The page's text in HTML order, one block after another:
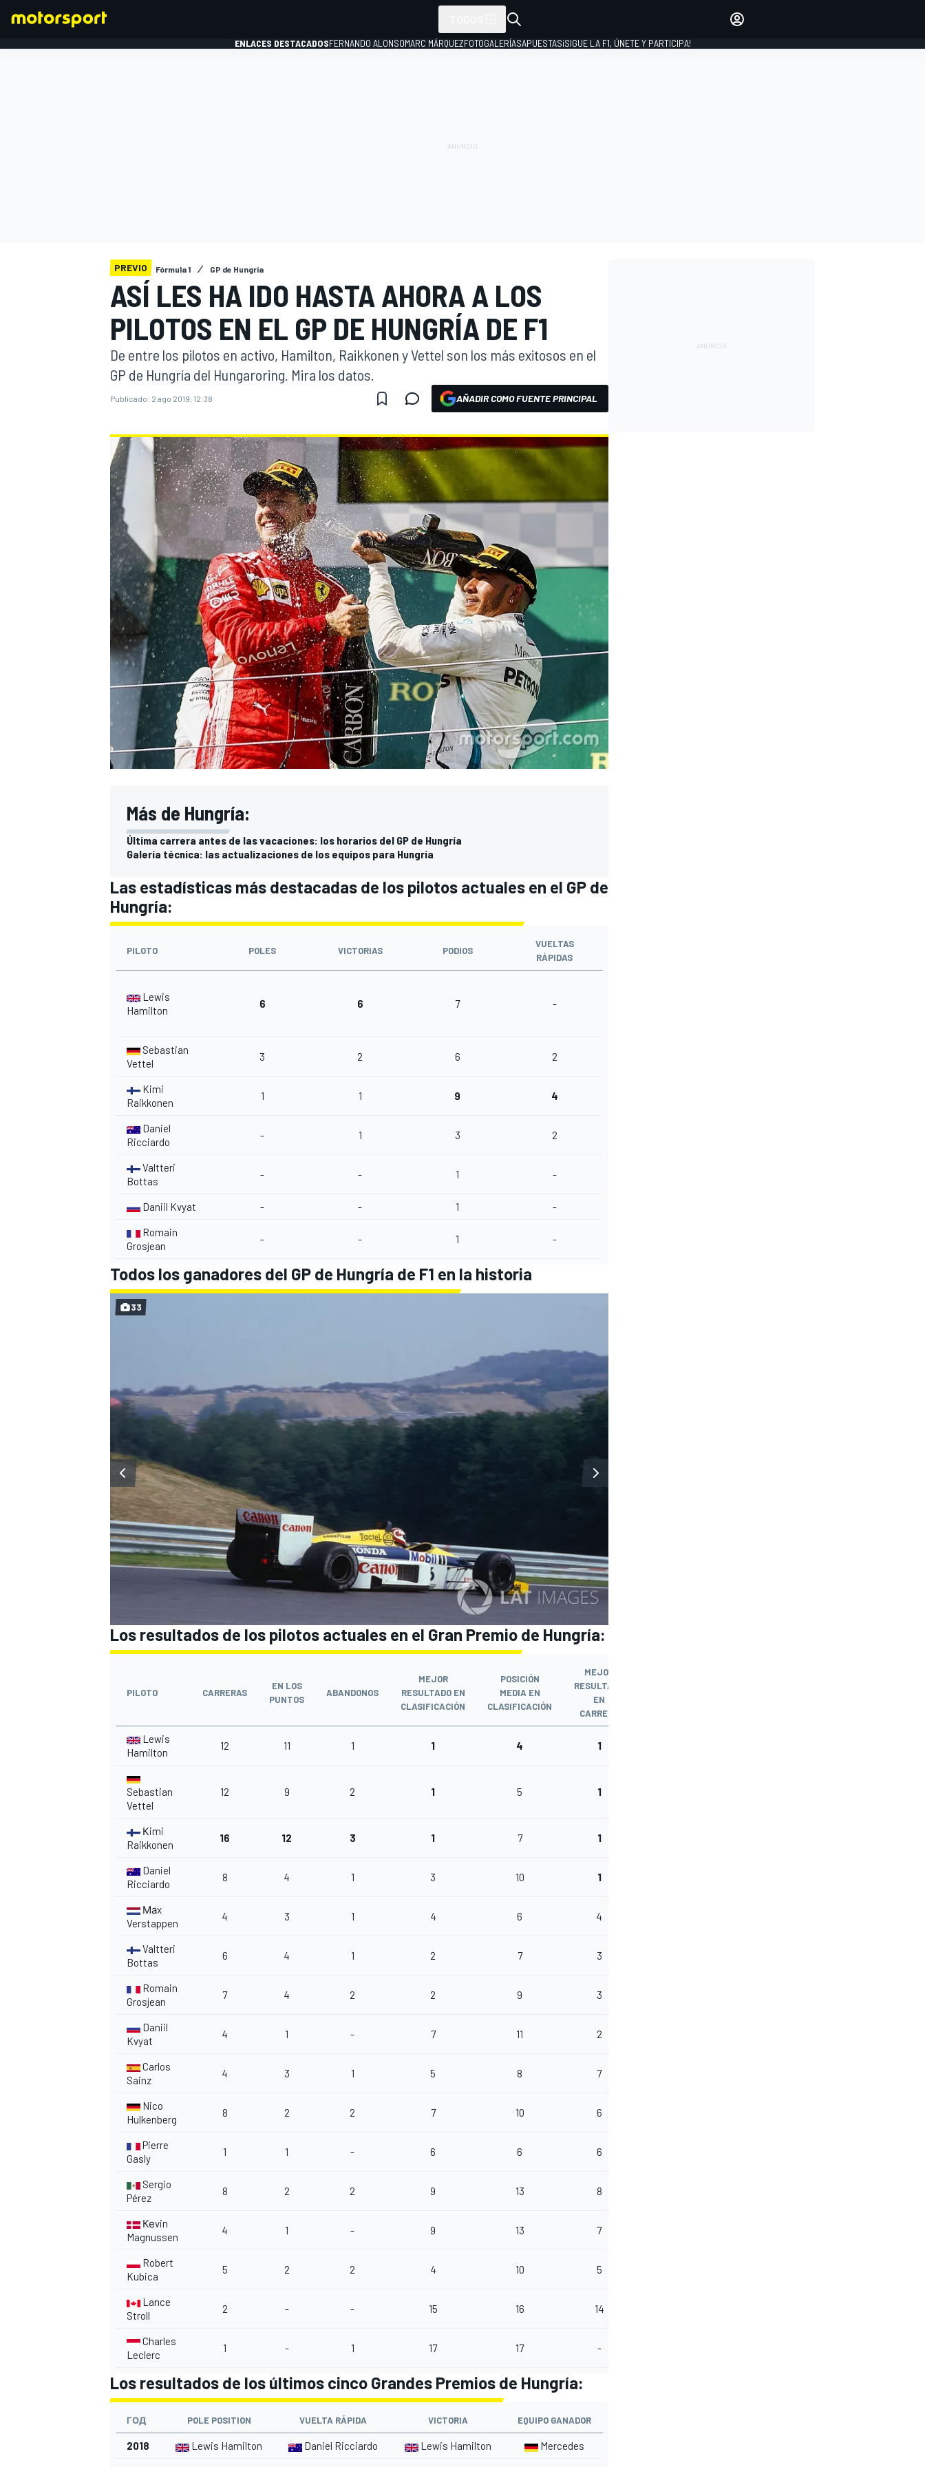
WEC FÓRMULA E
MÁS CATEGORÍAS
ENLACES DESTACADOSFERNANDO ALONSOMARC MÁRQUEZFOTOGALERÍASAPUESTAS¡SIGUE LA F1, ÚNETE Y PARTICIPA!
PREVIO Fórmula 1 GP de Hungría
ASÍ LES HA IDO HASTA AHORA A LOS
PILOTOS EN EL GP DE HUNGRÍA DE F1
De entre los pilotos en activo, Hamilton, Raikkonen y Vettel son los más exitosos en el
GP de Hungría del Hungaroring. Mira los datos.
Publicado: 2 ago 2019, 12:38 AÑADIR COMO FUENTE PRINCIPAL
Más de Hungría:
Última carrera antes de las vacaciones: los horarios del GP de Hungría
Galería técnica: las actualizaciones de los equipos para Hungría
Las estadísticas más destacadas de los pilotos actuales en el GP de
Hungría:
PILOTO POLES VICTORIAS PODIOS
VUELTAS
RÁPIDAS
Lewis
Hamilton
6 6 7 -
Sebastian
Vettel
3 2 6 2
Kimi
Raikkonen
1 1 9 4
Daniel
Ricciardo
- 1 3 2
Valtteri
Bottas
- - 1 -
Daniil Kvyat - - 1 -
Romain
Grosjean
- - 1 -
Todos los ganadores del GP de Hungría de F1 en la historia
33
Los resultados de los pilotos actuales en el Gran Premio de Hungría:
PILOTO CARRERAS
EN LOS
PUNTOS
ABANDONOS
MEJOR
RESULTADO EN
CLASIFICACIÓN
POSICIÓN
MEDIA EN
CLASIFICACIÓN
MEJOR
RESULTADO
EN
CARRERA
Lewis
Hamilton
12 11 1 1 4 1
Sebastian
Vettel
12 9 2 1 5 1
Кimi
Raikkonen
16 12 3 1 7 1
Daniel
Ricciardo
8 4 1 3 10 1
Маx
Verstappen
4 3 1 4 6 4
Valtteri
Bottas
6 4 1 2 7 3
Romain
Grosjean
7 4 2 2 9 3
Daniil
Kvyat
4 1 - 7 11 2
Carlos
Sainz
4 3 1 5 8 7
Nico
Hulkenberg
8 2 2 7 10 6
Pierre
Gasly
1 1 - 6 6 6
Sergio
Pérez
8 2 2 9 13 8
Кеvin
Magnussen
4 1 - 9 13 7
Robert
Kubica
5 2 2 4 10 5
Lance
Stroll
2 - - 15 16 14
Charles
Leclerc
1 - 1 17 17 -
Los resultados de los últimos cinco Grandes Premios de Hungría:
ГОД POLE POSITION VUELTA RÁPIDA VICTORIA EQUIPO GANADOR
2018 Lewis Hamilton Daniel Ricciardo Lewis Hamilton Mercedes